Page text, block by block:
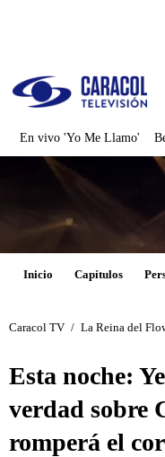
En vivo 'Yo Me Llamo'
Inicio Capítulos
Caracol TV / La Reina del
Esta noche:
verdad sobre
romperá el